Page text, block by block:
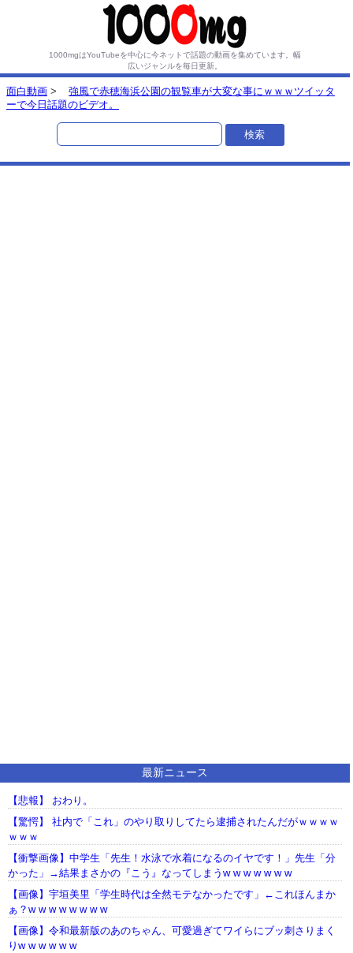
1000mgはYouTubeを中心に今ネットで話題の動画を集めています。 幅
広いジャンルを毎日更新。
面白動画 >
強風で赤穂海浜公園の観覧車が大変な事にｗｗｗツイッタ
ーで今日話題のビデオ。
最新ニュース
【悲報】 おわり。
【驚愕】 社内で「これ」のやり取りしてたら逮捕されたんだがｗｗｗｗ
ｗｗｗ
【衝撃画像】中学生「先生！水泳で水着になるのイヤです！」先生「分
かった」→結果まさかの『こう』なってしまうw w w w w w w
【画像】宇垣美里「学生時代は全然モテなかったです」←これほんまか
ぁ？w w w w w w w w
【画像】令和最新版のあのちゃん、可愛過ぎてワイらにブッ刺さりまく
りw w w w w w